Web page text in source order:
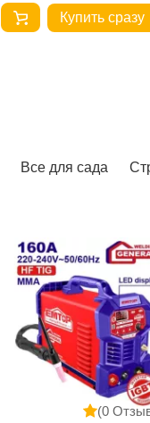
Купить сразу
Все для сада
(0